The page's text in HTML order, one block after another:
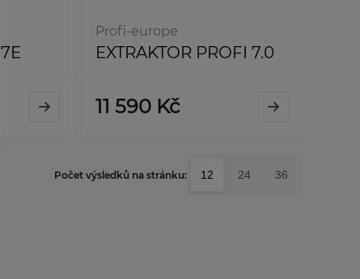
Profi-europe
EXTRAKTOR PROFI 7.0
11 590 Kč
Počet výsledků na stránku: 12 24 36